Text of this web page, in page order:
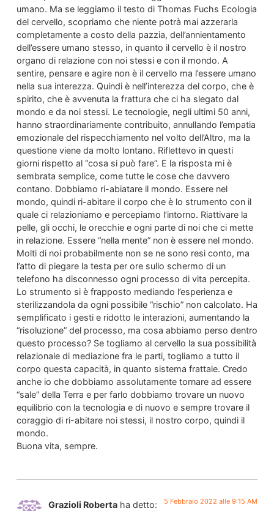
umano. Ma se leggiamo il testo di Thomas Fuchs Ecologia
del cervello, scopriamo che niente potrà mai azzerarla
completamente a costo della pazzia, dell’annientamento
dell’essere umano stesso, in quanto il cervello è il nostro
organo di relazione con noi stessi e con il mondo. A
sentire, pensare e agire non è il cervello ma l’essere umano
nella sua interezza. Quindi è nell’interezza del corpo, che è
spirito, che è avvenuta la frattura che ci ha slegato dal
mondo e da noi stessi. Le tecnologie, negli ultimi 50 anni,
hanno straordinariamente contribuito, annullando l’empatia
emozionale del rispecchiamento nel volto dell’Altro, ma la
questione viene da molto lontano. Riflettevo in questi
giorni rispetto al “cosa si può fare”. E la risposta mi è
sembrata semplice, come tutte le cose che davvero
contano. Dobbiamo ri-abiatare il mondo. Essere nel
mondo, quindi ri-abitare il corpo che è lo strumento con il
quale ci relazioniamo e percepiamo l’intorno. Riattivare la
pelle, gli occhi, le orecchie e ogni parte di noi che ci mette
in relazione. Essere “nella mente” non è essere nel mondo.
Molti di noi probabilmente non se ne sono resi conto, ma
l’atto di piegare la testa per ore sullo schermo di un
telefono ha disconnesso ogni processo di vita percepita.
Lo strumento si è frapposto mediando l’esperienza e
sterilizzandola da ogni possibile “rischio” non calcolato. Ha
semplificato i gesti e ridotto le interazioni, aumentando la
“risoluzione” del processo, ma cosa abbiamo perso dentro
questo processo? Se togliamo al cervello la sua possibilità
relazionale di mediazione fra le parti, togliamo a tutto il
corpo questa capacità, in quanto sistema frattale. Credo
anche io che dobbiamo assolutamente tornare ad essere
“sale” della Terra e per farlo dobbiamo trovare un nuovo
equilibrio con la tecnologia e di nuovo e sempre trovare il
coraggio di ri-abitare noi stessi, il nostro corpo, quindi il
mondo.
Buona vita, sempre.
Grazioli Roberta ha detto: 5 Febbraio 2022 alle 9:15 AM